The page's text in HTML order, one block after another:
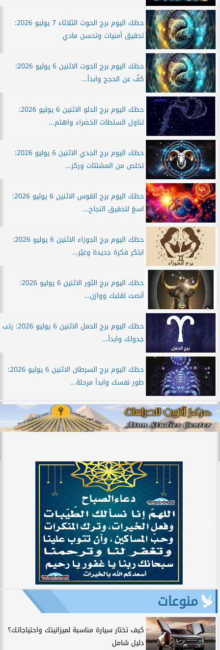
حظك اليوم برج الحوت الثلاثاء 7 يوليو 2026:
تحقيق أمنيات وتحسن مادي
حظك اليوم برج الحوت الاثنين 6 يوليو 2026:
كفّ عن الحجج وابدأ...
حظك اليوم برج الدلو الاثنين 6 يوليو 2026:
تناول السلطات الخضراء واهتم...
حظك اليوم برج الجدي الاثنين 6 يوليو 2026:
تخلص من المشتتات وركز...
حظك اليوم برج القوس الاثنين 6 يوليو 2026:
اسعَ لتحقيق النجاح...
حظك اليوم برج الجوزاء الاثنين 6 يوليو 2026:
ابتكر فكرة جديدة وغيّر...
حظك اليوم برج الثور الاثنين 6 يوليو 2026:
أنصت لقلبك ووازن...
حظك اليوم برج الحمل الاثنين 6 يوليو 2026: رتب
جدولك وابدأ...
حظك اليوم برج السرطان الاثنين 6 يوليو 2026:
طور نفسك وابدأ مرحلة...
منوعات
كيف تختار سيارة مناسبة لميزانيتك واحتياجاتك؟
دليل شامل